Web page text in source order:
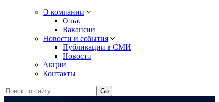
О компании
О нас
Вакансии
Новости и события
Публикации в СМИ
Новости
Акции
Контакты